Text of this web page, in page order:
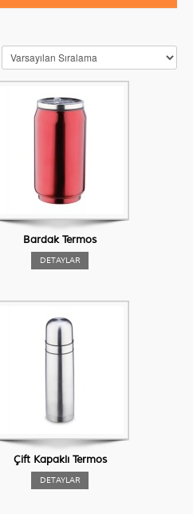
Bardak Termos
DETAYLAR
Çift Kapaklı Termos
DETAYLAR